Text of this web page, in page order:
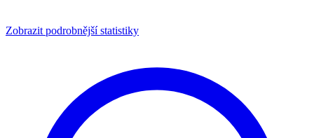
Zobrazit podrobnější statistiky